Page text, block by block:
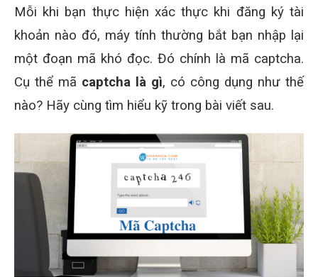
Mỗi khi bạn thực hiện xác thực khi đăng ký tài
khoản nào đó, máy tính thường bắt bạn nhập lại
một đoạn mã khó đọc. Đó chính là mã captcha.
Cụ thể mã captcha là gì, có công dụng như thế
nào? Hãy cùng tìm hiểu kỹ trong bài viết sau.